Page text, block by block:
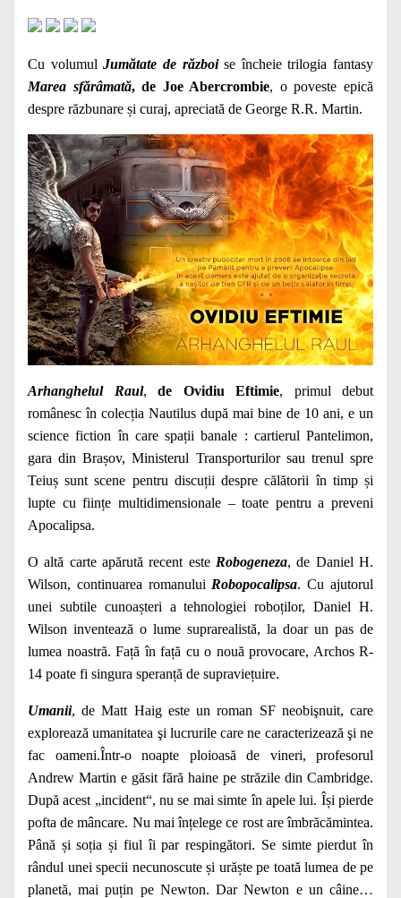
Cu volumulJumătate de războise încheie trilogia fantasy
Marea sfărâmată, de Joe Abercrombie, o poveste epică
despre răzbunare și curaj, apreciată de George R.R. Martin.
Arhanghelul Raul, de Ovidiu Eftimie, primul debut
românesc în colecția Nautilus după mai bine de 10 ani, e un
science fiction în care spații banale : cartierul Pantelimon,
gara din Brașov, Ministerul Transporturilor sau trenul spre
Teiuș sunt scene pentru discuții despre călătorii în timp și
lupte cu ființe multidimensionale – toate pentru a preveni
Apocalipsa.
O altă carte apărută recent este Robogeneza, de Daniel H.
Wilson, continuarea romanului Robopocalipsa. Cu ajutorul
unei subtile cunoașteri a tehnologiei roboților, Daniel H.
Wilson inventează o lume suprarealistă, la doar un pas de
lumea noastră. Față în față cu o nouă provocare, Archos R-
14 poate fi singura speranță de supraviețuire.
Umanii, de Matt Haig este un roman SF neobişnuit, care
explorează umanitatea şi lucrurile care ne caracterizează şi ne
fac oameni.Într-o noapte ploioasă de vineri, profesorul
Andrew Martin e găsit fără haine pe străzile din Cambridge.
După acest „incident“, nu se mai simte în apele lui. Își pierde
pofta de mâncare. Nu mai înțelege ce rost are îmbrăcămintea.
Până și soția și fiul îi par respingători. Se simte pierdut în
rândul unei specii necunoscute și urăște pe toată lumea de pe
planetă, mai puțin pe Newton. Dar Newton e un câine…